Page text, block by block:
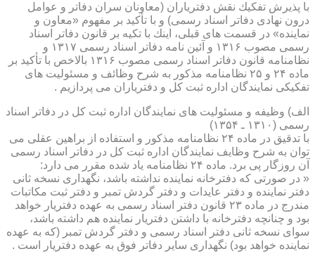
با پذیرش تفكیك نقش دفتریاران (معاونان سران دفاتر و عوامل
درون نهادی دفاتر اسناد رسمی) و با تأكید بر مفهوم «معاون و
نماینده» در قسمت های قبلی، اینك با تكیه بر قانون دفاتر اسناد
رسمی مصوب ۱۳۱۶ و آئین نامه دفاتر اسناد رسمی ۱۳۱۷ و
نظامنامه قانون دفاتر اسناد رسمی مصوب ۱۳۱۶ بالاخص با تأكید بر
ماده ۲۴ و ۲۵ نظامنامه مذكور به شرح وظائف و مسئولیت های
تفكیكی نمایندگان اداره ثبت كل و دفتریاران می پردازیم .
الف) وظیفه و مسئولیت های نمایندگان اداره ثبت كل در دفاتر اسناد
رسمی (۱۳۱۰ ـ ۱۳۵۴)
با تدقیق در ماده ۲۴ نظامنامه مذكور و استفاده از براهین عقلی می
توان به شرح وظایف نمایندگان اداره ثبت كل در دفاتر اسناد رسمی
آن روزگار پی برد. ماده ۲۴ نظامنامه یاد شده مقرر می دارد:
« در صورتی كه دفترخانه نماینده نداشته باشد، نگهداری نسخه ثانی
دفتر نماینده و دفتر عایدات و دفتر گردش تمبر و دفتر ثبت مكاتبات
مندرج در ماده ۲۳ قانون دفتر اسناد رسمی به عهده دفتریار خواهد
بود و چنانچه دفترخانه با داشتن دفتریار نماینده هم داشته باشد،
سوای نسخه ثانی دفتر اسناد رسمی و دفتر گردش تمبر (كه به عهده
نماینده خواهد بود) نگهداری سایر دفاتر فوق به عهده دفتریار است .